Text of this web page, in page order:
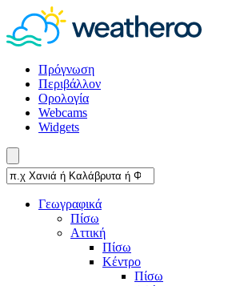
Πρόγνωση
Περιβάλλον
Ορολογία
Webcams
Widgets
Γεωγραφικά
Πίσω
Αττική
Πίσω
Κέντρο
Πίσω